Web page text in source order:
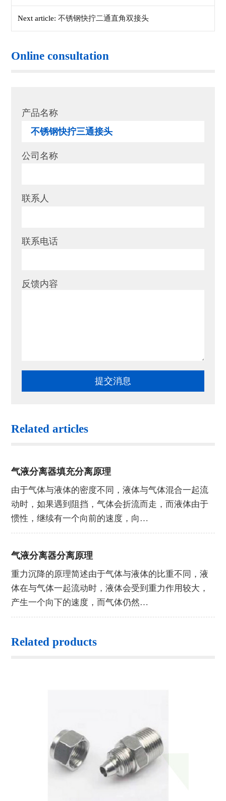
Next article:不锈钢快拧二通直角双接头
Online consultation
产品名称
公司名称
联系人
联系电话
反馈内容
Related articles
气液分离器填充分离原理
由于气体与液体的密度不同，液体与气体混合一起流
动时，如果遇到阻挡，气体会折流而走，而液体由于
惯性，继续有一个向前的速度，向…
气液分离器分离原理
重力沉降的原理简述由于气体与液体的比重不同，液
体在与气体一起流动时，液体会受到重力作用较大，
产生一个向下的速度，而气体仍然…
Related products